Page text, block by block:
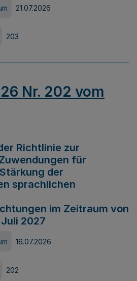
21.07.2026
203
Nr. 202 vom
Richtlinie zur
für
der
sprachlichen
im Zeitraum von
2027
16.07.2026
202